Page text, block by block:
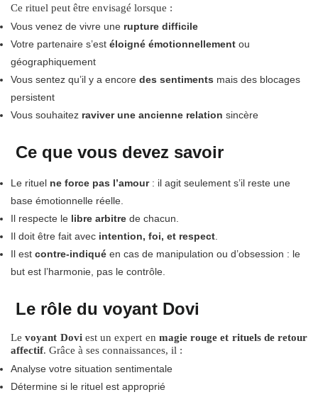
Ce rituel peut être envisagé lorsque :
Vous venez de vivre une rupture difficile
Votre partenaire s’est éloigné émotionnellement ou
géographiquement
Vous sentez qu’il y a encore des sentiments mais des blocages
persistent
Vous souhaitez raviver une ancienne relation sincère
Ce que vous devez savoir
Le rituel ne force pas l’amour: il agit seulement s’il reste une
base émotionnelle réelle.
Il respecte le libre arbitre de chacun.
Il doit être fait avec intention, foi, et respect
Il est contre-indiqué en cas de manipulation ou d’obsession : le
but est l’harmonie, pas le contrôle.
Le rôle du voyant Dovi
Levoyant Doviest un expert en magie rouge et rituels de retour
affectif. Grâce à ses connaissances, il :
Analyse votre situation sentimentale
Détermine si le rituel est approprié